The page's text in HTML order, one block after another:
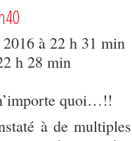
à 22 h 31 min
h 28 min
quoi…!!
à de